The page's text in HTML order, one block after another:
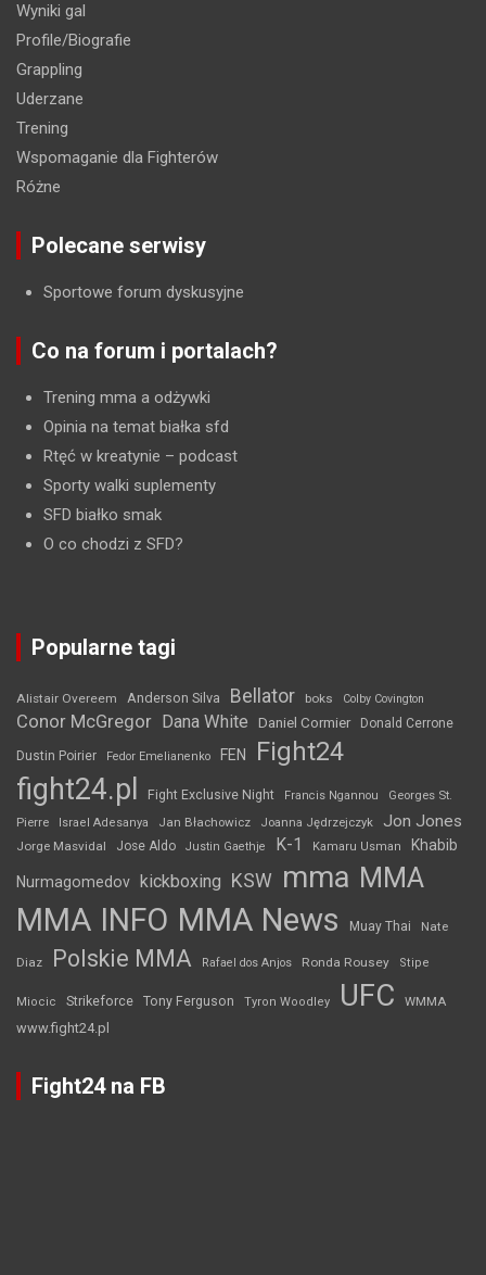
Wyniki gal
Profile/Biografie
Grappling
Uderzane
Trening
Wspomaganie dla Fighterów
Różne
Polecane serwisy
Sportowe forum dyskusyjne
Co na forum i portalach?
Trening mma a odżywki
Opinia na temat białka sfd
Rtęć w kreatynie – podcast
Sporty walki suplementy
SFD białko smak
O co chodzi z SFD?
Popularne tagi
Alistair Overeem Anderson Silva Bellator boks Colby Covington
Conor McGregor Dana White Daniel Cormier Donald Cerrone
Dustin Poirier Fedor Emelianenko FEN Fight24
fight24.pl Fight Exclusive Night Francis Ngannou
Georges St.
Pierre
Israel Adesanya Jan Błachowicz Joanna Jędrzejczyk Jon Jones
Jorge Masvidal Jose Aldo Justin Gaethje K-1 Kamaru Usman Khabib
Nurmagomedov kickboxing KSW mma MMA
MMA INFO MMA News Muay Thai Nate
Diaz Polskie MMA Rafael dos Anjos Ronda Rousey Stipe
Miocic Strikeforce Tony Ferguson Tyron Woodley UFC WMMA
www.fight24.pl
Fight24 na FB